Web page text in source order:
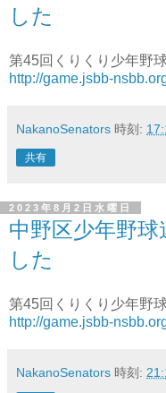
した
第45回くりくり少年野
http://game.jsbb-
NakanoSenators 時刻:
共有
2023年8月2日水曜日
中野区少年野
した
第45回くりくり少年野
http://game.jsbb-
NakanoSenators 時刻: